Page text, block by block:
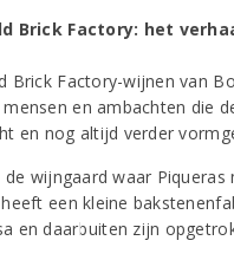
Brick Factory: het
Brick Factory-wijnen van
mensen en ambachten die
en nog altijd verder
de wijngaard waar
een kleine
en daarbuiten zijn